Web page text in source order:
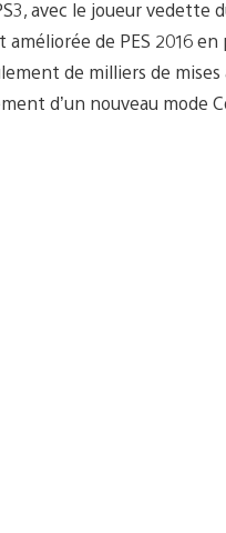
avec le joueur vedette
de PES 2016 en
de milliers de
d’un nouveau mode